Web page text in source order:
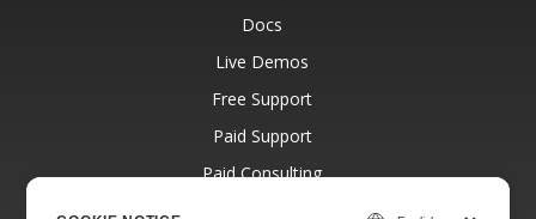
Docs
Live Demos
Free Support
Paid Support
Paid Consulting